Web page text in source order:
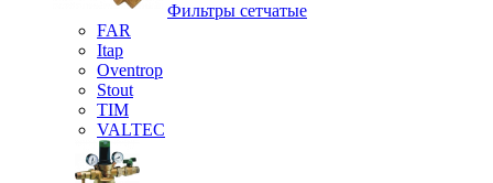
Фильтры сетчатые
FAR
Itap
Oventrop
Stout
TIM
VALTEC